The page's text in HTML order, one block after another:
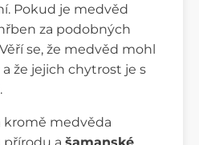
Pokud je medvěd
za podobných
se, že medvěd mohl
že jejich chytrost je s
kromě medvěda
přírodu a šamanské